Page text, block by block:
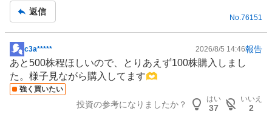
事
返信
No.76151
掲
示
板
記
c3a***** 2026/8/5 14:46報告
あと500株程ほしいので、とりあえず100株購入しまし
た。様子見ながら購入してます🫶
強く買いたい
投資の参考になりましたか？
はい
37
いいえ
2